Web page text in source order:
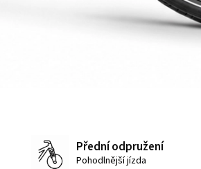
Přední odpružení
Pohodlnější jízda